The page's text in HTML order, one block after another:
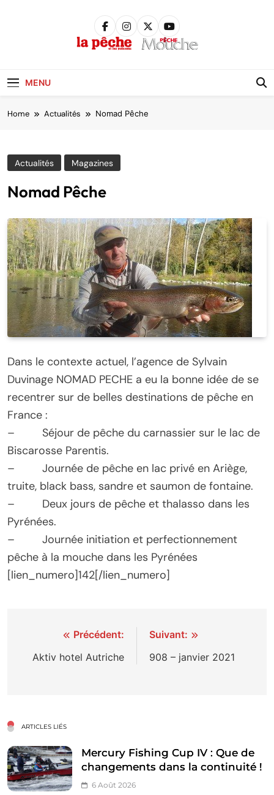
MENU
Home Actualités Nomad Pêche
Actualités Magazines
Nomad Pêche
Dans le contexte actuel, l’agence de Sylvain
Duvinage NOMAD PECHE a eu la bonne idée de se
recentrer sur de belles destinations de pêche en
France :
– Séjour de pêche du carnassier sur le lac de
Biscarosse Parentis.
– Journée de pêche en lac privé en Ariège,
truite, black bass, sandre et saumon de fontaine.
– Deux jours de pêche et thalasso dans les
Pyrénées.
– Journée initiation et perfectionnement
pêche à la mouche dans les Pyrénées
[lien_numero]142[/lien_numero]
Navigation
de
Précédent:
Aktiv hotel Autriche
Suivant:
908 – janvier 2021
ARTICLES LIÉS
Mercury Fishing Cup IV : Que de
changements dans la continuité !
6 Août 2026